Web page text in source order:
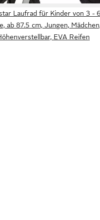
Laufrad für Kinder von 3 - 6
ab 87.5 cm, Jungen,
EVA Reifen